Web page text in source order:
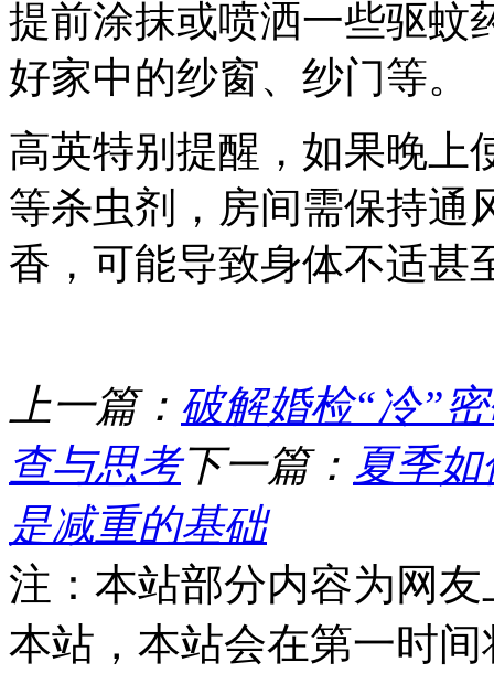
提前涂抹或喷洒一些驱蚊
好家中的纱窗、纱门等。
高英特别提醒，如果晚上
等杀虫剂，房间需保持通
香，可能导致身体不适甚
上一篇： 破解婚检“冷”
查与思考下一篇： 夏季
是减重的基础
注：本站部分内容为网
本站，本站会在第一时